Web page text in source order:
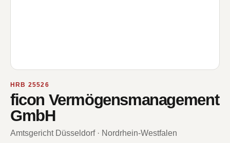
HRB 25526
ficon Vermögensmanagement
GmbH
Amtsgericht Düsseldorf · Nordrhein-Westfalen